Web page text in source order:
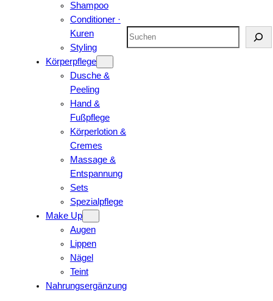
Shampoo
Conditioner ·
Kuren
Styling
Körperpflege
Dusche &
Peeling
Hand &
Fußpflege
Körperlotion &
Cremes
Massage &
Entspannung
Sets
Spezialpflege
Make Up
Augen
Lippen
Nägel
Teint
Nahrungsergänzung
Suchen